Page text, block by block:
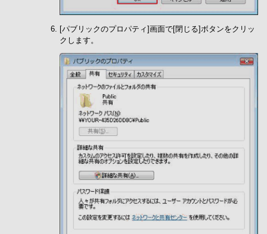
[パブリックのプロパティ]画面で[閉じる]ボタンをクリッ
クします。